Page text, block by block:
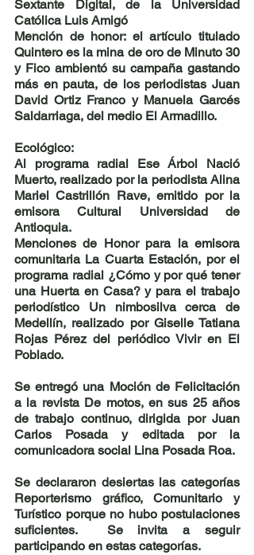
Sextante Digital, de la Universidad
Católica Luis Amigó
Mención de honor: el artículo titulado
Quintero es la mina de oro de Minuto 30
y Fico ambientó su campaña gastando
más en pauta, de los periodistas Juan
David Ortiz Franco y Manuela Garcés
Saldarriaga, del medio El Armadillo.
Ecológico:
Al programa radial Ese Árbol Nació
Muerto, realizado por la periodista Alina
Mariel Castrillón Rave, emitido por la
emisora Cultural Universidad de
Antioquia.
Menciones de Honor para la emisora
comunitaria La Cuarta Estación, por el
programa radial ¿Cómo y por qué tener
una Huerta en Casa? y para el trabajo
periodístico Un nimbosilva cerca de
Medellín, realizado por Giselle Tatiana
Rojas Pérez del periódico Vivir en El
Poblado.
Se entregó una Moción de Felicitación
a la revista De motos, en sus 25 años
de trabajo continuo, dirigida por Juan
Carlos Posada y editada por la
comunicadora social Lina Posada Roa.
Se declararon desiertas las categorías
Reporterismo gráfico, Comunitario y
Turístico porque no hubo postulaciones
suficientes.  Se invita a seguir
participando en estas categorías.